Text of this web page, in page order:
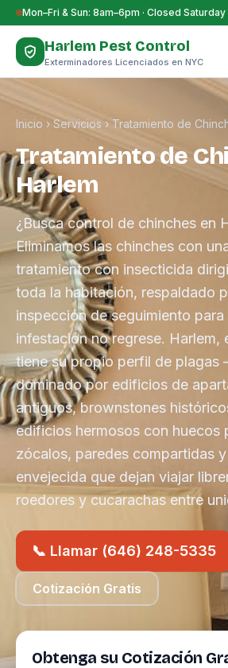
Saltar al contenido
Mon–Fri & Sun: 8am–6pm · Closed Saturday
Harlem Pest Control
Exterminadores Licenciados en NYC
Inicio ›Servicios › Tratamiento de
Tratamiento de
Harlem
¿Busca control de chinches en
Eliminamos las chinches con
tratamiento con insecticida
toda la habitación, respaldado
inspección de seguimiento para
infestación no regrese. Harlem,
tiene su propio perfil de plagas
dominado por edificios de
antiguos, brownstones
edificios hermosos con huecos
zócalos, paredes compartidas
envejecida que dejan viajar
roedores y cucarachas entre
📞 Llamar (646) 248-5335
Cotización Gratis
Obtenga su Cotización